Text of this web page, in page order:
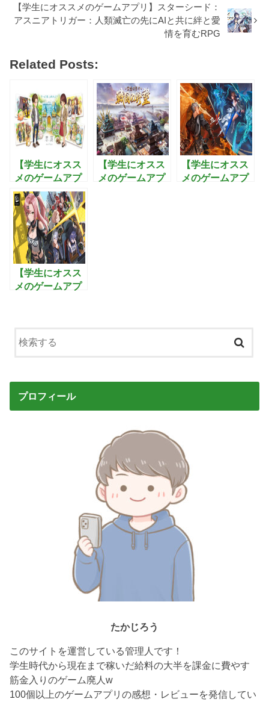
【学生にオススメのゲームアプリ】スターシード：
アスニアトリガー：人類滅亡の先にAIと共に絆と愛
情を育むRPG
Related Posts:
【学生にオスス
メのゲームアプ
リ】恋庭：ゲー
ムをしながら恋
活できるマッチ
ングアプリ！
【学生にオスス
メのゲームアプ
【学生にオスス
メのゲームアプ
【学生にオスス
メのゲームアプ
ウを蹴散らす最
プロフィール
たかじろう
このサイトを運営している管理人です！
学生時代から現在まで稼いだ給料の大半を課金に費やす
筋金入りのゲーム廃人w
100個以上のゲームアプリの感想・レビューを発信してい